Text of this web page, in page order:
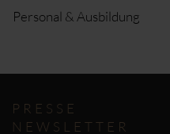
Personal & Ausbildung
überspringen
PRESSE
NEWSLETTER